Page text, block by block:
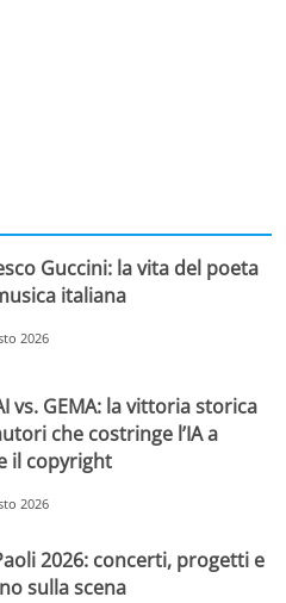
Guccini: la vita del poeta
italiana
2026
vs. GEMA: la vittoria storica
che costringe l’IA a
il copyright
2026
2026: concerti, progetti e
sulla scena